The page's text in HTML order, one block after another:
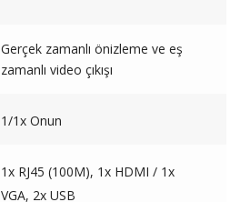
Gerçek zamanlı önizleme ve eş
zamanlı video çıkışı
1/1x Onun
1x RJ45 (100M), 1x HDMI / 1x
VGA, 2x USB